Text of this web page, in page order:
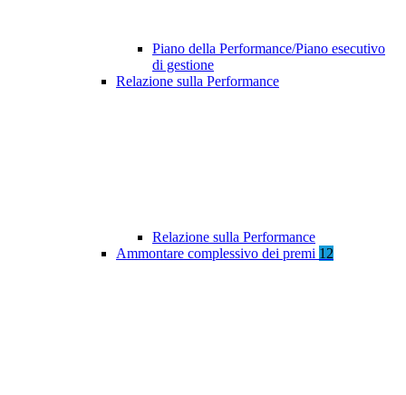
Piano della Performance/Piano esecutivo
di gestione
Relazione sulla Performance
Relazione sulla Performance
Ammontare complessivo dei premi 12